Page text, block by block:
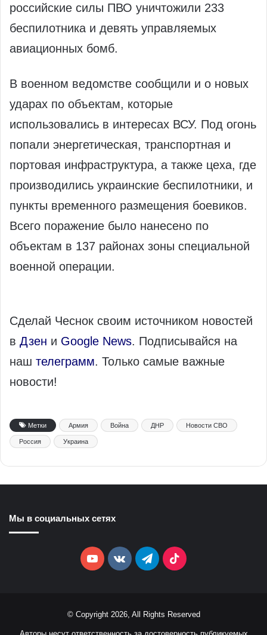
российские силы ПВО уничтожили 233
беспилотника и девять управляемых
авиационных бомб.
В военном ведомстве сообщили и о новых
ударах по объектам, которые
использовались в интересах ВСУ. Под огонь
попали энергетическая, транспортная и
портовая инфраструктура, а также цеха, где
производились украинские беспилотники, и
пункты временного размещения боевиков.
Всего поражение было нанесено по
объектам в 137 районах зоны специальной
военной операции.
Сделай Чеснок своим источником новостей
в Дзен и Google News. Подписывайся на
наш телеграмм. Только самые важные
новости!
Метки Армия Война ДНР Новости СВО
Россия Украина
Мы в социальных сетях
YouTubevk.comTelegramTikTok
© Copyright 2026, All Rights Reserved